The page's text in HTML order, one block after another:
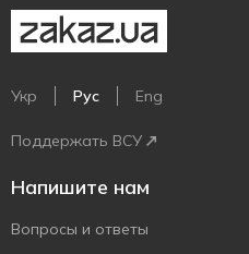
Укр Рус Eng
Поддержать ВСУ
Напишите нам
Вопросы и ответы